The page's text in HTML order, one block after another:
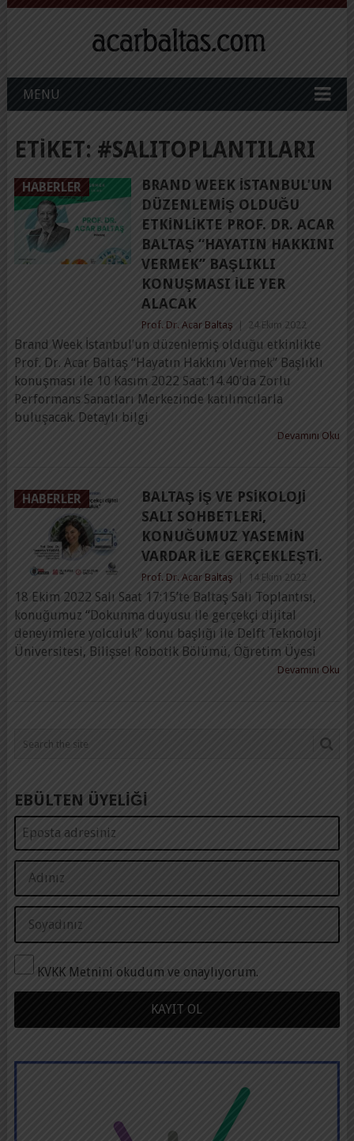
MENU
ETIKET: #SALITOPLANTILARI
HABERLER
BRAND WEEK İSTANBUL’UN
DÜZENLEMIŞ OLDUĞU
ETKINLIKTE PROF. DR. ACAR
BALTAŞ “HAYATIN HAKKINI
VERMEK” BAŞLIKLI
KONUŞMASI ILE YER
ALACAK
Prof. Dr. Acar Baltaş 24 Ekim 2022
Brand Week İstanbul’un düzenlemiş olduğu etkinlikte
Prof. Dr. Acar Baltaş “Hayatın Hakkını Vermek” Başlıklı
konuşması ile 10 Kasım 2022 Saat:14.40’da Zorlu
Performans Sanatları Merkezinde katılımcılarla
buluşacak. Detaylı bilgi
Devamını Oku
HABERLER
BALTAŞ İŞ VE PSIKOLOJI
SALI SOHBETLERI,
KONUĞUMUZ YASEMIN
VARDAR ILE GERÇEKLEŞTI.
Prof. Dr. Acar Baltaş 14 Ekim 2022
18 Ekim 2022 Salı Saat 17:15’te Baltaş Salı Toplantısı,
konuğumuz “Dokunma duyusu ile gerçekçi dijital
deneyimlere yolculuk” konu başlığı ile Delft Teknoloji
Üniversitesi, Bilişsel Robotik Bölümü, Öğretim Üyesi
Devamını Oku
EBÜLTEN ÜYELİĞİ
KVKK Metnini okudum ve onaylıyorum.